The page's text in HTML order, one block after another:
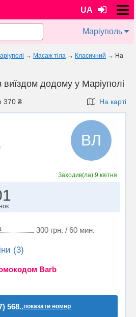
UA
Маріуполь
→ Масаж тіла → Класичний → На
додому у Маріуполi
370 ₴ На карті
ВЛ
Заходив(ла) 9 квітня
300 грн. / 60 мин.
(3)
Barb
568..показати номер